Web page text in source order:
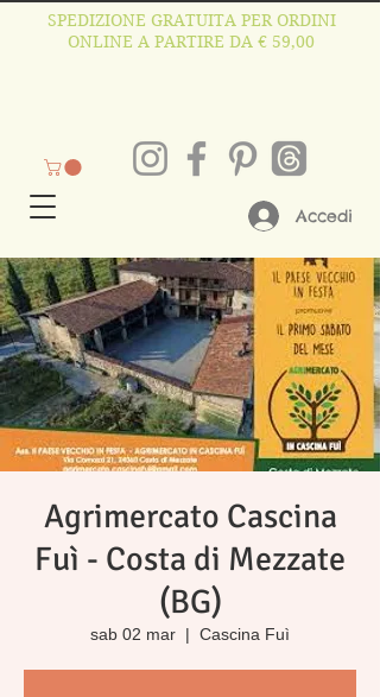
SPEDIZIONE GRATUITA PER ORDINI
ONLINE A PARTIRE DA € 59,00
Accedi
Agrimercato Cascina
Fuì - Costa di Mezzate
(BG)
sab 02 mar
  |
Cascina Fuì